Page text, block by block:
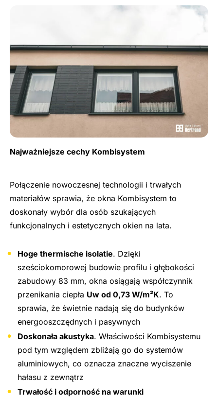
Najważniejsze cechy Kombisystem
Połączenie nowoczesnej technologii i trwałych
materiałów sprawia, że okna Kombisystem to
doskonały wybór dla osób szukających
funkcjonalnych i estetycznych okien na lata.
Hoge thermische isolatie. Dzięki
sześciokomorowej budowie profilu i głębokości
zabudowy 83 mm, okna osiągają współczynnik
przenikania ciepła Uw od 0,73 W/m²K. To
sprawia, że świetnie nadają się do budynków
energooszczędnych i pasywnych
Doskonała akustyka. Właściwości Kombisystemu
pod tym względem zbliżają go do systemów
aluminiowych, co oznacza znaczne wyciszenie
hałasu z zewnątrz
Trwałość i odporność na warunki